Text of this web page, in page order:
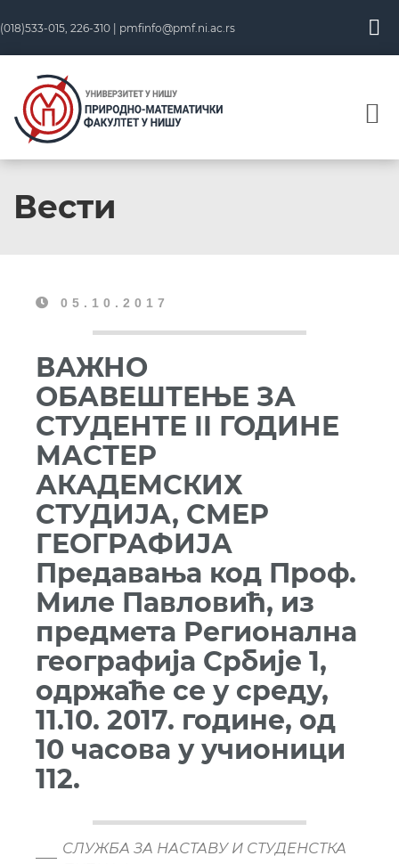
(018)533-015, 226-310 | pmfinfo@pmf.ni.ac.rs
Вести
05.10.2017
ВАЖНО
ОБАВЕШТЕЊЕ ЗА
СТУДЕНТЕ II ГОДИНЕ
МАСТЕР
АКАДЕМСКИХ
СТУДИЈА, СМЕР
ГЕОГРАФИЈА
Предавања код Проф.
Миле Павловић, из
предмета Регионална
географија Србије 1,
одржаће се у среду,
11.10. 2017. године, од
10 часова у учионици
112.
СЛУЖБА ЗА НАСТАВУ И СТУДЕНСТКА